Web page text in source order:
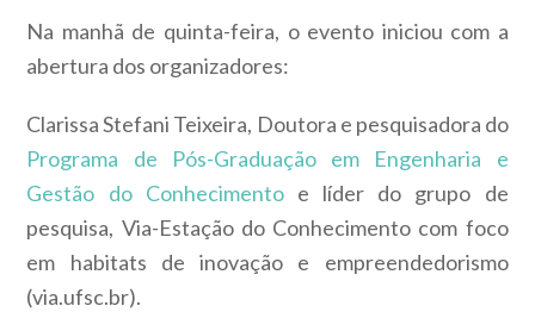
Na manhã de quinta-feira, o evento iniciou com a
abertura dos organizadores:
Clarissa Stefani Teixeira, Doutora e pesquisadora do
Programa de Pós-Graduação em Engenharia e
Gestão do Conhecimentoe líder do grupo de
pesquisa, Via-Estação do Conhecimento com foco
em habitats de inovação e empreendedorismo
(via.ufsc.br).